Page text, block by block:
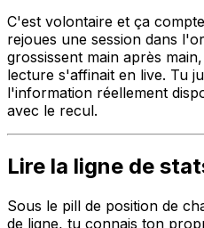
C'est volontaire et ça
rejoues une session dans
grossissent main après
lecture s'affinait en live. Tu
l'information réellement
avec le recul.
Lire la ligne de
Sous le pill de position de
de ligne, tu connais ton